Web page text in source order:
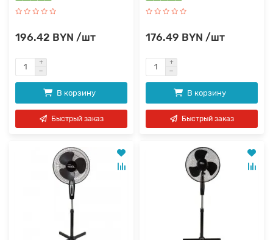
196.42 BYN /шт
В корзину
Быстрый заказ
176.49 BYN /шт
В корзину
Быстрый заказ